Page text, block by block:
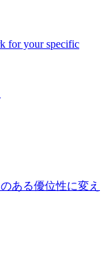
for your specific
ある優位性に変え